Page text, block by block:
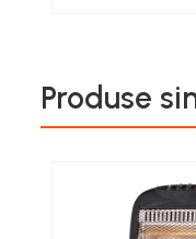
Limpezire
Electrocasnice
Produse